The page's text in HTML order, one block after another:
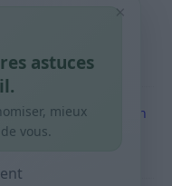
routine simple +
économiser en
sprays
×
astuces
mieux
vous.